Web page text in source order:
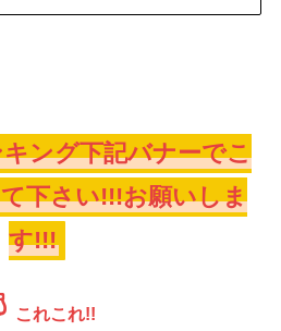
ング下記バナーでこ
下さい!!!お願いしま
す!!!
これこれ!!